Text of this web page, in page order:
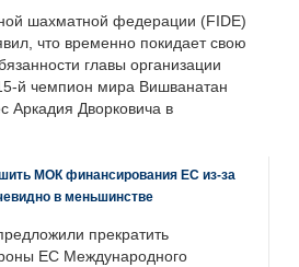
шахматной федерации (FIDE)
что временно покидает свою
главы организации
й чемпион мира Вишванатан
Аркадия Дворковича в
МОК финансирования ЕС из-за
в меньшинстве
прекратить
ЕС Международного